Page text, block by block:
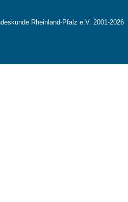
Rheinland-Pfalz e.V. 2001-2026